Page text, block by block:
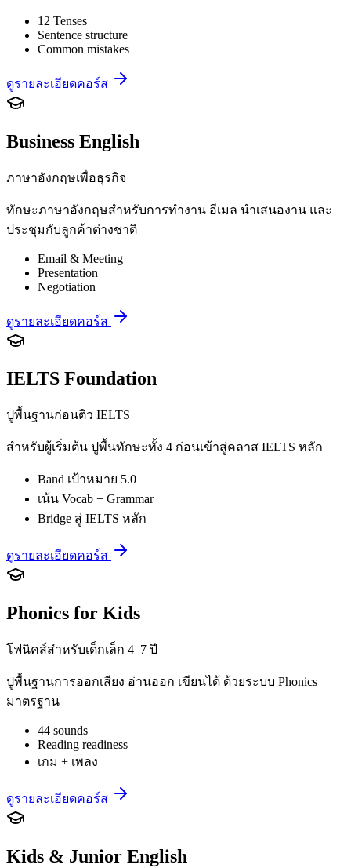
12 Tenses
Sentence structure
Common mistakes
ดูรายละเอียดคอร์ส
Business English
ภาษาอังกฤษเพื่อธุรกิจ
ทักษะภาษาอังกฤษสำหรับการทำงาน อีเมล นำเสนองาน และ
ประชุมกับลูกค้าต่างชาติ
Email & Meeting
Presentation
Negotiation
ดูรายละเอียดคอร์ส
IELTS Foundation
ปูพื้นฐานก่อนติว IELTS
สำหรับผู้เริ่มต้น ปูพื้นทักษะทั้ง 4 ก่อนเข้าสู่คลาส IELTS หลัก
Band เป้าหมาย 5.0
เน้น Vocab + Grammar
Bridge สู่ IELTS หลัก
ดูรายละเอียดคอร์ส
Phonics for Kids
โฟนิคส์สำหรับเด็กเล็ก 4–7 ปี
ปูพื้นฐานการออกเสียง อ่านออก เขียนได้ ด้วยระบบ Phonics
มาตรฐาน
44 sounds
Reading readiness
เกม + เพลง
ดูรายละเอียดคอร์ส
Kids & Junior English